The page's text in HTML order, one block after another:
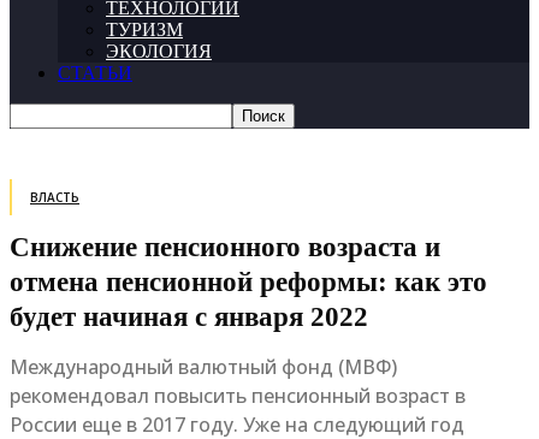
ТЕХНОЛОГИИ
ТУРИЗМ
ЭКОЛОГИЯ
СТАТЬИ
ВЛАСТЬ
Снижение пенсионного возраста и
отмена пенсионной реформы: как это
будет начиная с января 2022
Международный валютный фонд (МВФ)
рекомендовал повысить пенсионный возраст в
России еще в 2017 году. Уже на следующий год